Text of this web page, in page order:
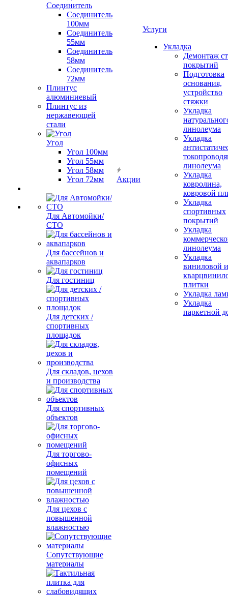
Соединитель
Соединитель
100мм
Соединитель
55мм
Соединитель
58мм
Соединитель
72мм
Плинтус
алюминиевый
Плинтус из
нержавеющей
стали
Угол
Угол 100мм
Угол 55мм
Угол 58мм
Угол 72мм
Для Автомойки/
СТО
Для бассейнов и
аквапарков
Для гостиниц
Для детских /
спортивных
площадок
Для складов, цехов
и производства
Для спортивных
объектов
Для торгово-
офисных
помещений
Для цехов с
повышенной
влажностью
Сопутствующие
материалы
Акции
Услуги
Укладка
Демонтаж
покрытий
Подготовка
основания,
устройство
стяжки
Укладка
линолеума
Укладка
линолеума
Укладка
ковролина,
ковровой
Укладка
спортивных
покрытий
Укладка
линолеума
Укладка
виниловой и
плитки
Укладка
Укладка
паркетной